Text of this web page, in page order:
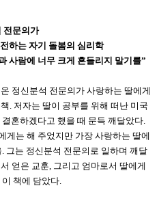
전문의가
하는 자기 돌봄의 심리학
사람에 너무 크게 흔들리지 말기를”
정신분석 전문의가 사랑하는 딸에게
. 저자는 딸이 공부를 위해 떠난 미국
혼하겠다고 했을 때 문득 깨달았다.
게는 해 주었지만 가장 사랑하는 딸에
그는 정신분석 전문의로 일하며 깨달
얻은 교훈, 그리고 엄마로서 딸에게
책에 담았다.